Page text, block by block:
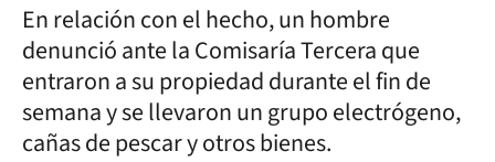
En relación con el hecho, un hombre
denunció ante la Comisaría Tercera que
entraron a su propiedad durante el fin de
semana y se llevaron un grupo electrógeno,
cañas de pescar y otros bienes.